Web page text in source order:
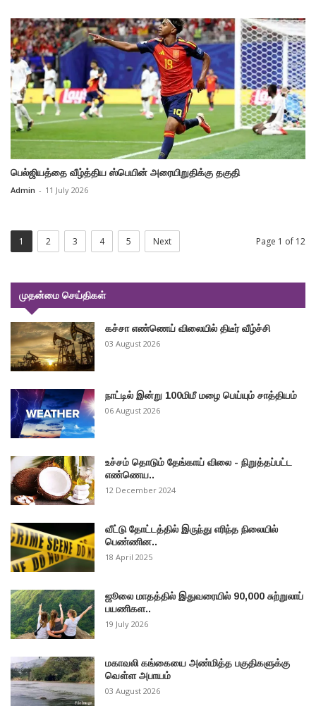
பெல்ஜியத்தை வீழ்த்திய ஸ்பெயின் அரையிறுதிக்கு தகுதி
Admin - 11 July 2026
1 2 3 4 5 Next Page 1 of 12
முதன்மை செய்திகள்
கச்சா எண்ணெய் விலையில் திடீர் வீழ்ச்சி
03 August 2026
நாட்டில் இன்று 100மிமீ மழை பெய்யும் சாத்தியம்
06 August 2026
உச்சம் தொடும் தேங்காய் விலை - நிறுத்தப்பட்ட
எண்ணெய..
12 December 2024
வீட்டு தோட்டத்தில் இருந்து எரிந்த நிலையில்
பெண்ணின..
18 April 2025
ஜூலை மாதத்தில் இதுவரையில் 90,000 சுற்றுலாப்
பயணிகள..
19 July 2026
மகாவலி கங்கையை அண்மித்த பகுதிகளுக்கு
வௌ்ள அபாயம்
03 August 2026